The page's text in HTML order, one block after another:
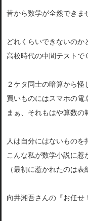
昔から数学が全然できま
どれくらいできないのか
高校時代の中間テストで
２ケタ同士の暗算から怪
買いものにはスマホの電
まぁ、それもはや算数の
人は自分にはないものを
こんな私が数学小説に惹
（最初に惹かれたのは表
向井湘吾さんの『お任せ